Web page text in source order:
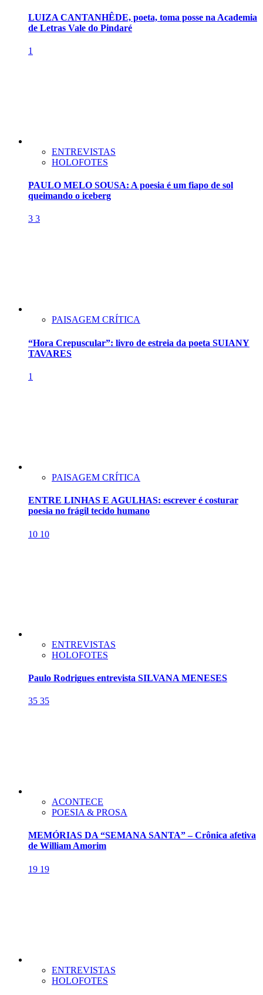
LUIZA CANTANHÊDE, poeta, toma posse na Academia
de Letras Vale do Pindaré
1
ENTREVISTAS
HOLOFOTES
PAULO MELO SOUSA: A poesia é um fiapo de sol
queimando o iceberg
3 3
PAISAGEM CRÍTICA
“Hora Crepuscular”: livro de estreia da poeta SUIANY
TAVARES
1
PAISAGEM CRÍTICA
ENTRE LINHAS E AGULHAS: escrever é costurar
poesia no frágil tecido humano
10 10
ENTREVISTAS
HOLOFOTES
Paulo Rodrigues entrevista SILVANA MENESES
35 35
ACONTECE
POESIA & PROSA
MEMÓRIAS DA “SEMANA SANTA” – Crônica afetiva
de William Amorim
19 19
ENTREVISTAS
HOLOFOTES